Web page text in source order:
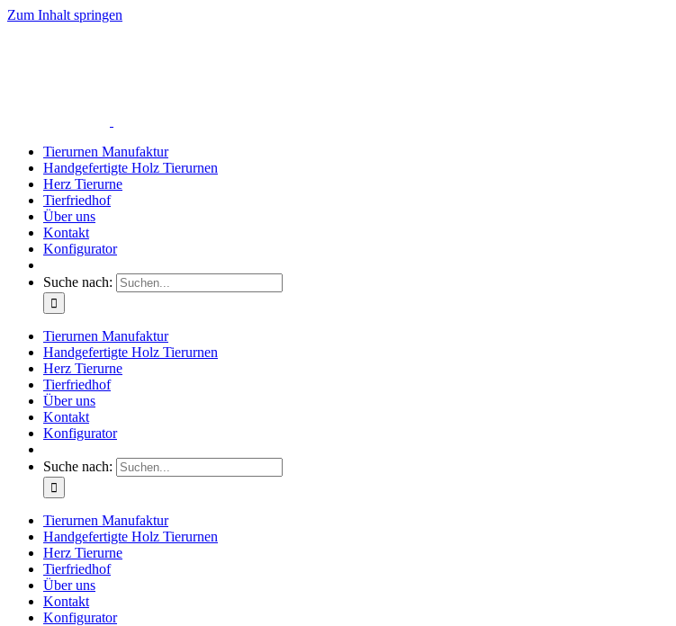
Zum Inhalt springen
Tierurnen Manufaktur
Handgefertigte Holz Tierurnen
Herz Tierurne
Tierfriedhof
Über uns
Kontakt
Konfigurator
Suche nach:
Tierurnen Manufaktur
Handgefertigte Holz Tierurnen
Herz Tierurne
Tierfriedhof
Über uns
Kontakt
Konfigurator
Suche nach:
Tierurnen Manufaktur
Handgefertigte Holz Tierurnen
Herz Tierurne
Tierfriedhof
Über uns
Kontakt
Konfigurator